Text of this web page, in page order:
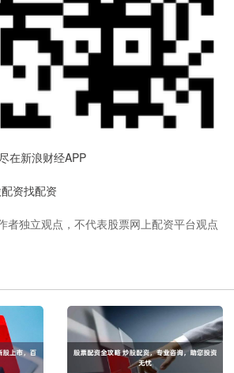
在新浪财经APP
资找配资
者独立观点，不代表股票网上配资平台观点